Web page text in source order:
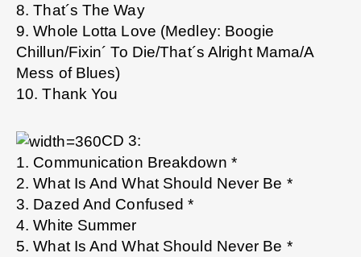
8. That´s The Way
9. Whole Lotta Love (Medley: Boogie
Chillun/Fixin´ To Die/That´s Alright Mama/A
Mess of Blues)
10. Thank You
CD 3:
1. Communication Breakdown *
2. What Is And What Should Never Be *
3. Dazed And Confused *
4. White Summer
5. What Is And What Should Never Be *